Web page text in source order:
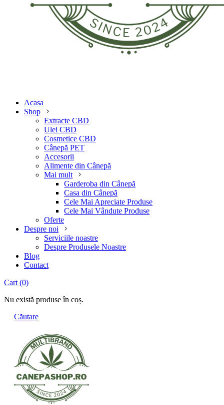
Acasa
Shop
Extracte CBD
Ulei CBD
Cosmetice CBD
Cânepă PET
Accesorii
Alimente din Cânepă
Mai mult
Garderoba din Cânepă
Casa din Cânepă
Cele Mai Apreciate Produse
Cele Mai Vândute Produse
Oferte
Despre noi
Serviciile noastre
Despre Produsele Noastre
Blog
Contact
Cart (0)
Nu există produse în coș.
Căutare